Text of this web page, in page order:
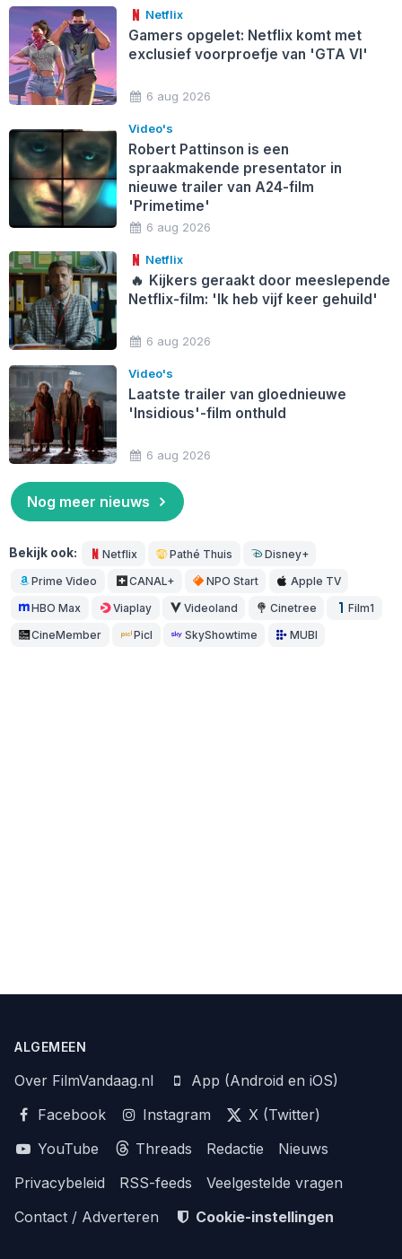
Netflix
Gamers opgelet: Netflix komt met
exclusief voorproefje van 'GTA VI'
6 aug 2026
Video's
Robert Pattinson is een
spraakmakende presentator in
nieuwe trailer van A24-film
'Primetime'
6 aug 2026
Netflix
🔥 Kijkers geraakt door meeslepende
Netflix-film: 'Ik heb vijf keer gehuild'
6 aug 2026
Video's
Laatste trailer van gloednieuwe
'Insidious'-film onthuld
6 aug 2026
Nog meer nieuws
Bekijk ook: Netflix Pathé Thuis Disney+
Prime Video CANAL+ NPO Start Apple TV
HBO Max Viaplay Videoland Cinetree Film1
CineMember Picl SkyShowtime MUBI
ALGEMEEN
Over FilmVandaag.nl
App (Android en iOS)
Facebook
Instagram
X (Twitter)
YouTube
Threads Redactie
Nieuws
Privacybeleid
RSS-feeds
Veelgestelde vragen
Contact / Adverteren
Cookie-instellingen